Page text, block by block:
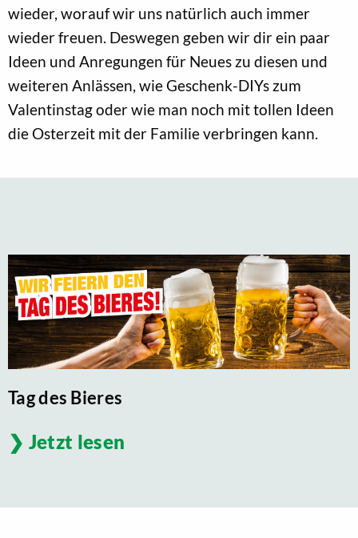
wieder, worauf wir uns natürlich auch immer
wieder freuen. Deswegen geben wir dir ein paar
Ideen und Anregungen für Neues zu diesen und
weiteren Anlässen, wie Geschenk-DIYs zum
Valentinstag oder wie man noch mit tollen Ideen
die Osterzeit mit der Familie verbringen kann.
Tag des Bieres
Jetzt lesen